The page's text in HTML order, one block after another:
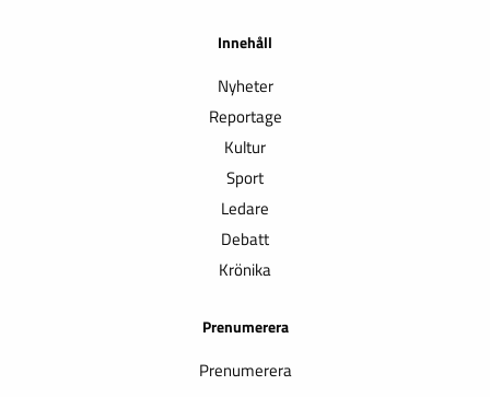
Innehåll
Nyheter
Reportage
Kultur
Sport
Ledare
Debatt
Krönika
Prenumerera
Prenumerera